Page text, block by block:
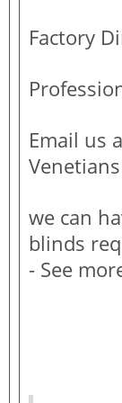
Factory
Email us
Venetians
we can
blinds
- See